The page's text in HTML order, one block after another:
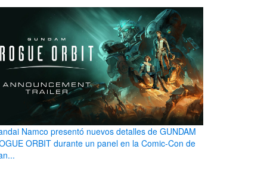
Namco presentó nuevos detalles de GUNDAM
ORBIT durante un panel en la Comic-Con de